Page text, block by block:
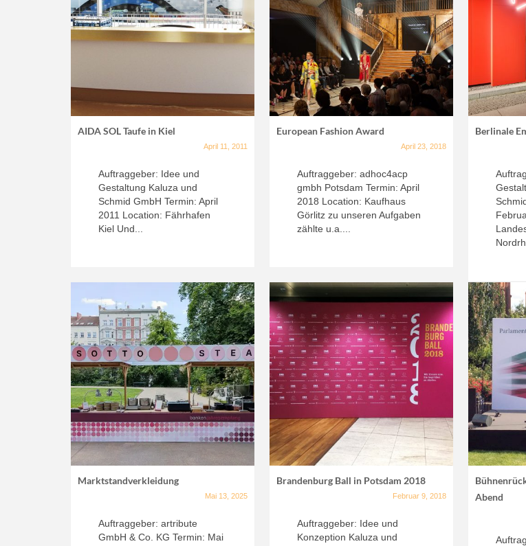
AIDA SOL Taufe in Kiel
April 11, 2011
Auftraggeber: Idee und
Gestaltung Kaluza und
Schmid GmbH Termin: April
2011 Location: Fährhafen
Kiel Und...
European Fashion Award
April 23, 2018
Auftraggeber: adhoc4acp
gmbh Potsdam Termin: April
2018 Location: Kaufhaus
Görlitz zu unseren Aufgaben
zählte u.a....
Berlinale
Marktstandverkleidung
Mai 13, 2025
Auftraggeber: artribute
GmbH & Co. KG Termin: Mai
Brandenburg Ball in Potsdam 2018
Februar 9, 2018
Auftraggeber: Idee und
Konzeption Kaluza und
Abend